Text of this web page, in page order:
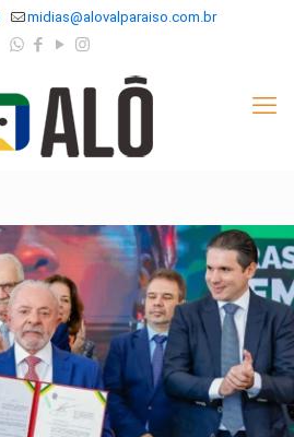
midias@alovalparaiso.com.br